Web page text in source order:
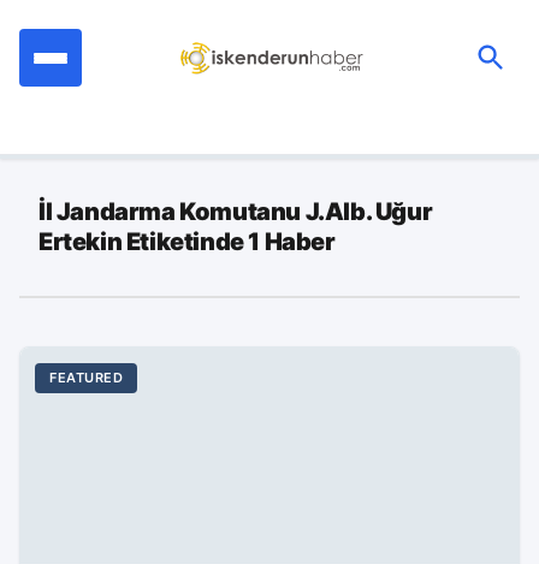
İl Jandarma Komutanu J.Alb. Uğur
Ertekin Etiketinde 1 Haber
FEATURED